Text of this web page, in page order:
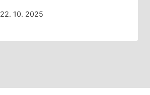
22. 10. 2025